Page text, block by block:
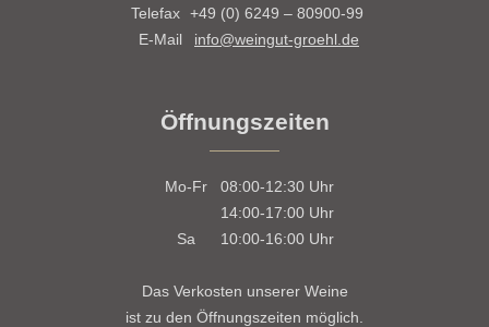
Telefax +49 (0) 6249 – 80900-99
E-Mail
info@weingut-groehl.de
Öffnungszeiten
Mo-Fr 08:00-12:30Uhr
14:00-17:00Uhr
Sa
10:00-16:00Uhr
Das Verkosten unserer Weine
ist zu den Öffnungszeiten möglich.